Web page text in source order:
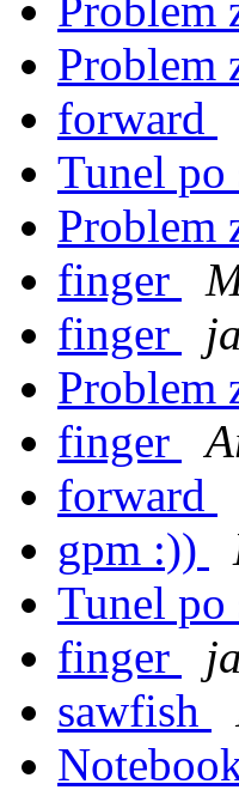
Problem
Problem
forward
Tunel
Problem
finger
finger
Problem
finger
forward
gpm :))
Tunel
finger
sawfish